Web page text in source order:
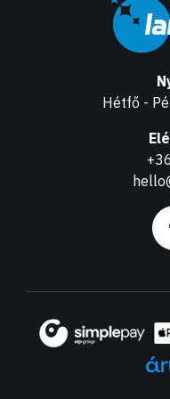
Hétfő -